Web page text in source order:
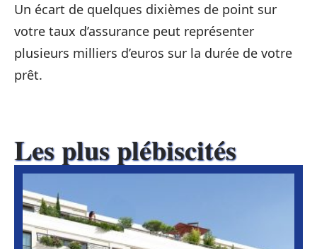
Un écart de quelques dixièmes de point sur
votre taux d’assurance peut représenter
plusieurs milliers d’euros sur la durée de votre
prêt.
Les plus plébiscités